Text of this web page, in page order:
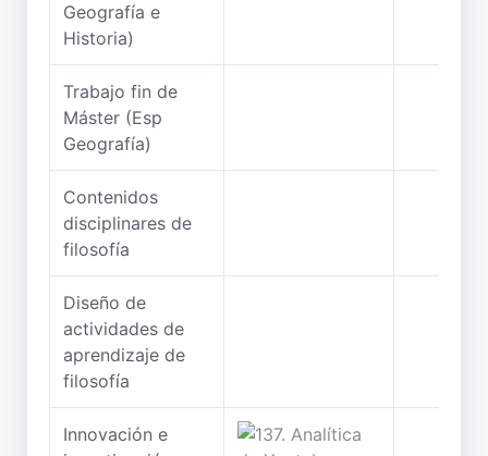
Geografía e
Historia)
Trabajo fin de
Máster (Esp
Geografía)
Contenidos
disciplinares de
filosofía
Diseño de
actividades de
aprendizaje de
filosofía
Innovación e